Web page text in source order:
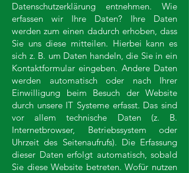
Datenschutzerklärung entnehmen. Wie
erfassen wir Ihre Daten?​ Ihre Daten
werden zum einen dadurch erhoben, dass
Sie uns diese mitteilen. Hierbei kann es
sich z. B. um Daten handeln, die Sie in ein
Kontaktformular eingeben. Andere Daten
werden automatisch oder nach Ihrer
Einwilligung beim Besuch der Website
durch unsere IT Systeme erfasst. Das sind
vor allem technische Daten (z. B.
Internetbrowser, Betriebssystem oder
Uhrzeit des Seitenaufrufs). Die Erfassung
dieser Daten erfolgt automatisch, sobald
Sie diese Website betreten. Wofür nutzen